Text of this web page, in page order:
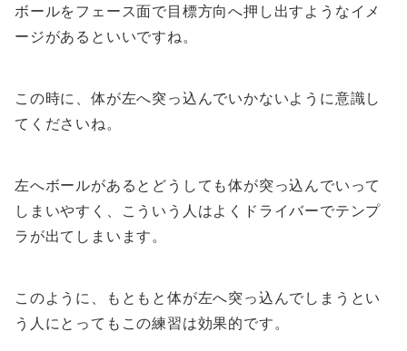
ボールをフェース面で目標方向へ押し出すようなイメ
ージがあるといいですね。
この時に、体が左へ突っ込んでいかないように意識し
てくださいね。
左へボールがあるとどうしても体が突っ込んでいって
しまいやすく、こういう人はよくドライバーでテンプ
ラが出てしまいます。
このように、もともと体が左へ突っ込んでしまうとい
う人にとってもこの練習は効果的です。